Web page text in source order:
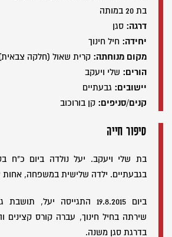
בת 20 במותה
דרגה: סגן
יחידה: חיל חינוך
מקום מנוחתה: קרית שאול (חלקה
הורים: שלי ויעקב
יישובים: גבעתיים
קנים/סניפים: קן בורוכוב
סיפור חייה
בגבעתיים. ילדה שלישית במשפחה, אחות
ביום 19.8.2015 התגייסה יעל,
שירתה בחיל חינוך, עברה קורס קצינים
בדרגת סגן משנה.